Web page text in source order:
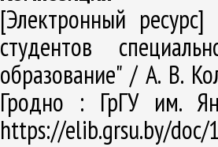
[Электронный
студентов
образование" / А. В.
Гродно : ГрГУ им.
https://elib.grsu.by/